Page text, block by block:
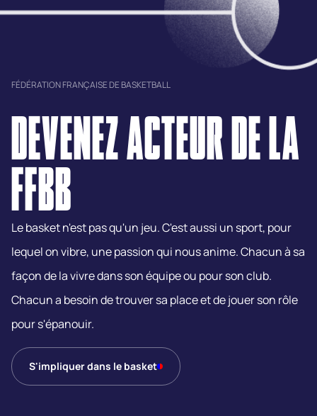
FÉDÉRATION FRANÇAISE DE BASKETBALL
DEVENEZ ACTEUR DE LA
FFBB
Le basket n'est pas qu'un jeu. C'est aussi un sport, pour
lequel on vibre, une passion qui nous anime. Chacun à sa
façon de la vivre dans son équipe ou pour son club.
Chacun a besoin de trouver sa place et de jouer son rôle
pour s'épanouir.
S'impliquer dans le basket